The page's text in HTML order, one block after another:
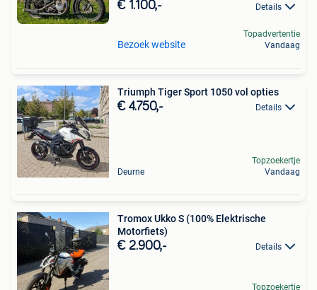
€ 1.100,- Details
Bezoek website
Topadvertentie
Vandaag
Triumph Tiger Sport 1050 vol opties
€ 4.750,- Details
Deurne
Topzoekertje
Vandaag
Tromox Ukko S (100% Elektrische
Motorfiets)
€ 2.900,- Details
Topzoekertje